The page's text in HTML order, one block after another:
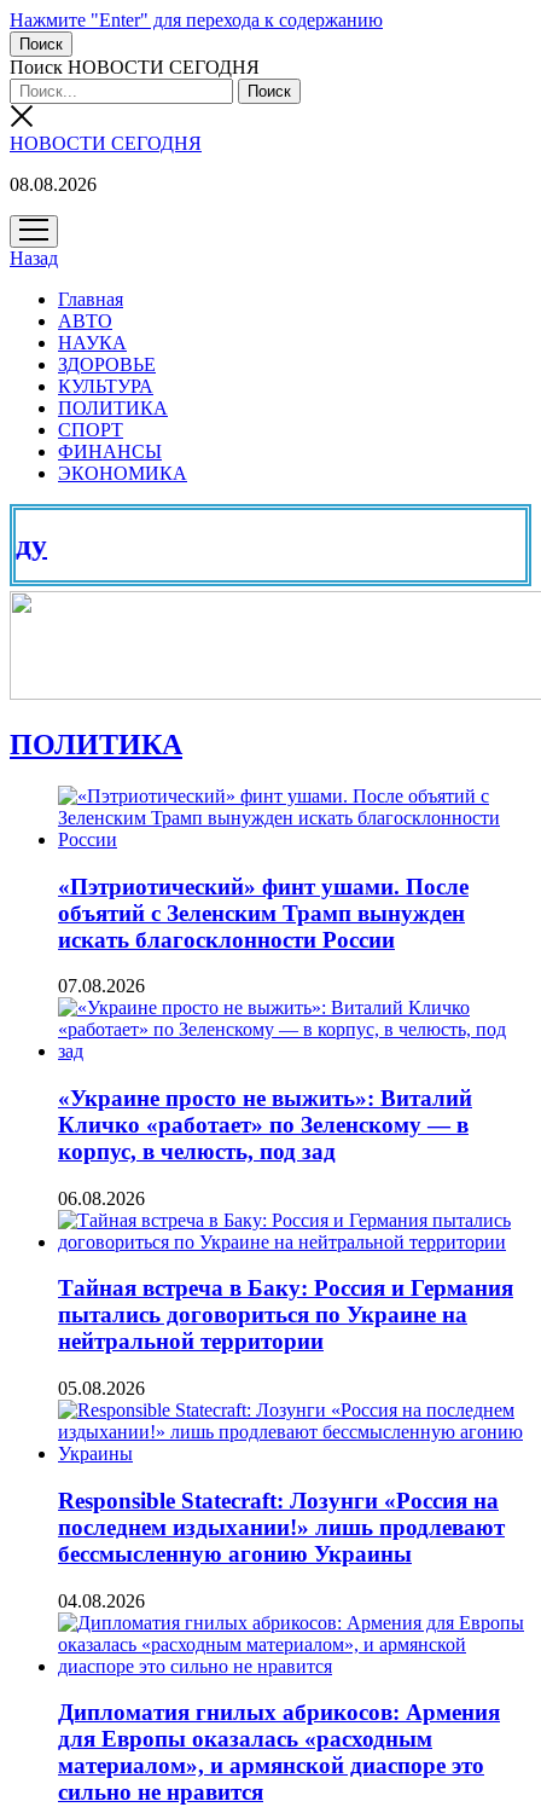
Нажмите "Enter" для перехода к содержанию
Поиск
Поиск НОВОСТИ СЕГОДНЯ
НОВОСТИ СЕГОДНЯ
08.08.2026
открыть
меню
Назад
Главная
АВТО
НАУКА
ЗДОРОВЬЕ
КУЛЬТУРА
ПОЛИТИКА
СПОРТ
ФИНАНСЫ
ЭКОНОМИКА
ПОЛИТИКА
«Пэтриотический» финт ушами. После
объятий с Зеленским Трамп вынужден
искать благосклонности России
07.08.2026
«Украине просто не выжить»: Виталий
Кличко «работает» по Зеленскому — в
корпус, в челюсть, под зад
06.08.2026
Тайная встреча в Баку: Россия и Германия
пытались договориться по Украине на
нейтральной территории
05.08.2026
Responsible Statecraft: Лозунги «Россия на
последнем издыхании!» лишь продлевают
бессмысленную агонию Украины
04.08.2026
Дипломатия гнилых абрикосов: Армения
для Европы оказалась «расходным
материалом», и армянской диаспоре это
сильно не нравится